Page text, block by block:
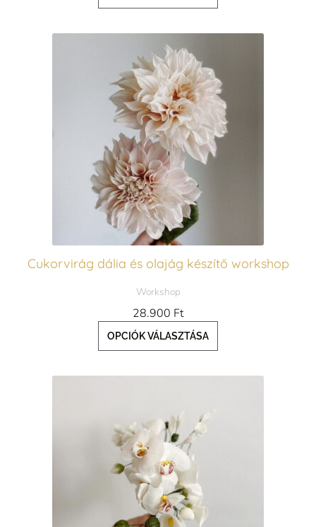
Cukorvirág dália és olajág készítő workshop
Workshop
28.900 Ft
OPCIÓK VÁLASZTÁSA
Ennek
a
terméknek
több
variációja
van.
A
változatok
a
termékoldalon
választhatók
ki
terméknek
több
variációja
van.
A